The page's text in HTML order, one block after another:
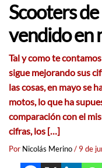
Scooters
vendido en
Tal y como te
sigue mejorando sus
las cosas, en mayo se
motos, lo que ha
comparación con el
cifras, los […]
Por Nicolás Merino/ 9 de